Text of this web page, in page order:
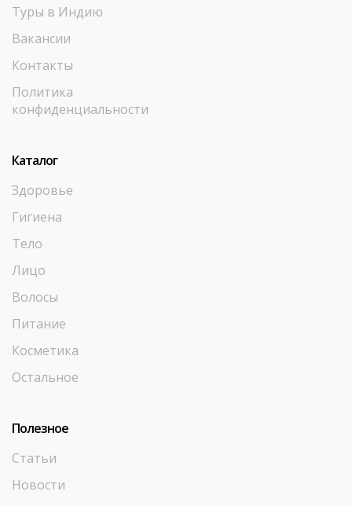
Туры в Индию
Вакансии
Контакты
Политика
конфиденциальности
Каталог
Здоровье
Гигиена
Тело
Лицо
Волосы
Питание
Косметика
Остальное
Полезное
Статьи
Новости